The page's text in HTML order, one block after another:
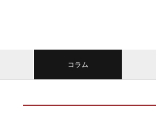
コラム